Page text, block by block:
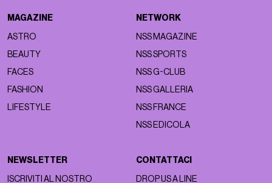
MAGAZINE
ASTRO
BEAUTY
FACES
FASHION
LIFESTYLE
NETWORK
NSS MAGAZINE
NSS SPORTS
NSS G-CLUB
NSS GALLERIA
NSS FRANCE
NSS EDICOLA
NEWSLETTER
ISCRIVITI AL NOSTRO
CONTATTACI
DROP US A LINE